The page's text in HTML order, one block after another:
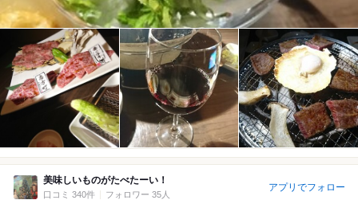
美味しいものがたべたーい！
口コミ 340件 フォロワー 35人
アプリでフォロー